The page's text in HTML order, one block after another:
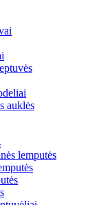
auklės
lemputės